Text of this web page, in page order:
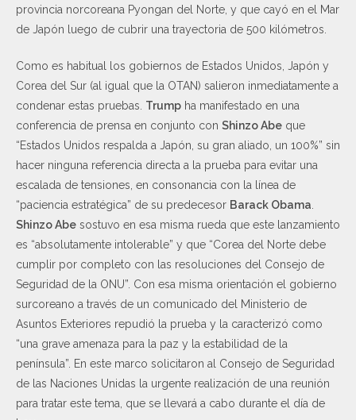
provincia norcoreana Pyongan del Norte, y que cayó en el Mar
de Japón luego de cubrir una trayectoria de 500 kilómetros.
Como es habitual los gobiernos de Estados Unidos, Japón y
Corea del Sur (al igual que la OTAN) salieron inmediatamente a
condenar estas pruebas. Trump ha manifestado en una
conferencia de prensa en conjunto con Shinzo Abe que
“Estados Unidos respalda a Japón, su gran aliado, un 100%” sin
hacer ninguna referencia directa a la prueba para evitar una
escalada de tensiones, en consonancia con la línea de
“paciencia estratégica” de su predecesor Barack Obama
Shinzo Abe sostuvo en esa misma rueda que este lanzamiento
es “absolutamente intolerable” y que “Corea del Norte debe
cumplir por completo con las resoluciones del Consejo de
Seguridad de la ONU”. Con esa misma orientación el gobierno
surcoreano a través de un comunicado del Ministerio de
Asuntos Exteriores repudió la prueba y la caracterizó como
“una grave amenaza para la paz y la estabilidad de la
península”. En este marco solicitaron al Consejo de Seguridad
de las Naciones Unidas la urgente realización de una reunión
para tratar este tema, que se llevará a cabo durante el día de